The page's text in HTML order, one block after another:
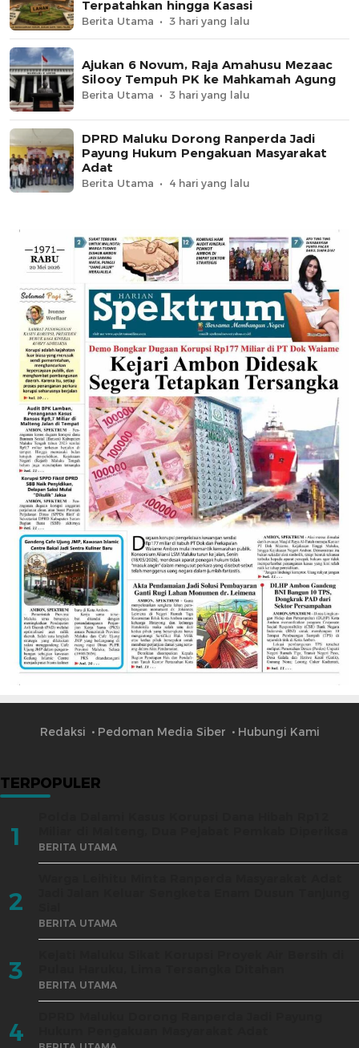
Terpatahkan hingga Kasasi
Berita Utama 3 hari yang lalu
Ajukan 6 Novum, Raja Amahusu Mezaac
Silooy Tempuh PK ke Mahkamah Agung
Berita Utama 3 hari yang lalu
DPRD Maluku Dorong Ranperda Jadi
Payung Hukum Pengakuan Masyarakat
Adat
Berita Utama 4 hari yang lalu
Redaksi Pedoman Media Siber Hubungi Kami
TERPOPULER
1 BERITA UTAMA
2
BERITA UTAMA
3 BERITA UTAMA
4